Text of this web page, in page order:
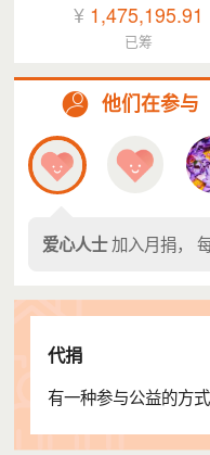
¥ 1,475,195.91
已筹
他们在参与
爱心人士加入月捐，
代捐
有一种参与公益的方